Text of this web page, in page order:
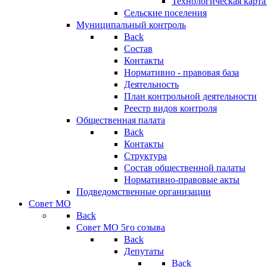
Сельские поселения
Муниципальный контроль
Back
Состав
Контакты
Нормативно - правовая база
Деятельность
План контрольной деятельности
Реестр видов контроля
Общественная палата
Back
Контакты
Структура
Состав общественной палаты
Нормативно-правовые акты
Подведомственные организации
Совет МО
Back
Совет МО 5го созыва
Back
Депутаты
Back